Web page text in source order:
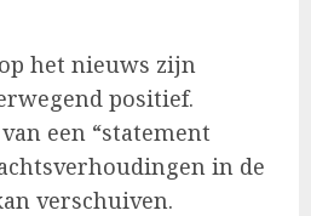
het nieuws zijn
positief.
een “statement
in de
verschuiven.